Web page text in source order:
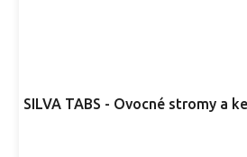
SILVA TABS - Ovocné stromy a